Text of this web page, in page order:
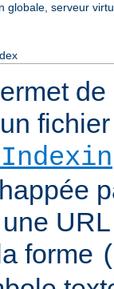
globale, serveur
forme